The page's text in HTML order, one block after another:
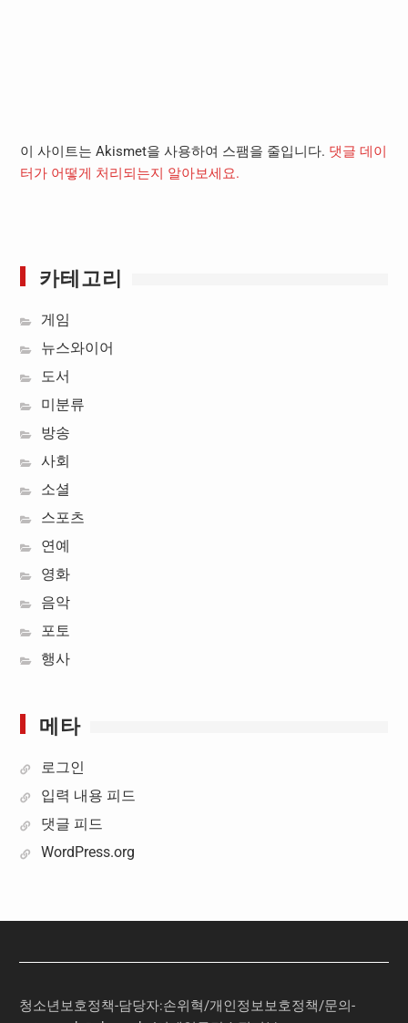
이 사이트는 Akismet을 사용하여 스팸을 줄입니다. 댓글 데이
터가 어떻게 처리되는지 알아보세요.
카테고리
게임
뉴스와이어
도서
미분류
방송
사회
소셜
스포츠
연예
영화
음악
포토
행사
메타
로그인
입력 내용 피드
댓글 피드
WordPress.org
청소년보호정책-담당자:손위혁/개인정보보호정책/문의-